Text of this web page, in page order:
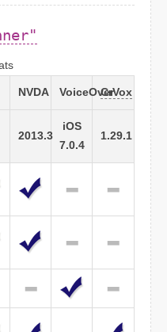
NVDA VoiceOverCrVox
2013.3
iOS
7.0.4
1.29.1